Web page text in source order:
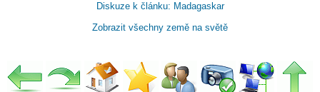
Diskuze k článku: Madagaskar
Zobrazit všechny země na světě